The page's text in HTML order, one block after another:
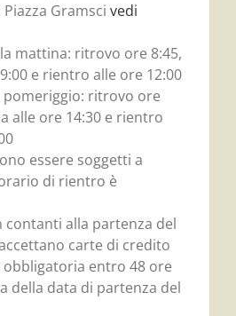
Gramsci vedi
mattina: ritrovo ore 8:45,
e rientro alle ore 12:00
pomeriggio: ritrovo ore
alle ore 14:30 e rientro
essere soggetti a
di rientro è
contanti alla partenza del
carte di credito
entro 48 ore
della data di partenza del